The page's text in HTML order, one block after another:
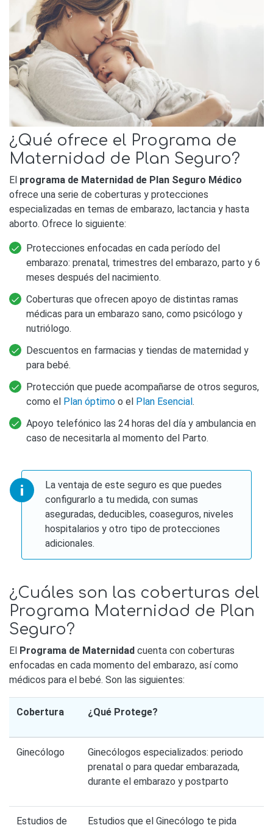
¿Qué ofrece el Programa de
Maternidad de Plan Seguro?
El programa de Maternidad de Plan Seguro Médico
ofrece una serie de coberturas y protecciones
especializadas en temas de embarazo, lactancia y hasta
aborto. Ofrece lo siguiente:
Protecciones enfocadas en cada período del
embarazo: prenatal, trimestres del embarazo, parto y 6
meses después del nacimiento.
Coberturas que ofrecen apoyo de distintas ramas
médicas para un embarazo sano, como psicólogo y
nutriólogo.
Descuentos en farmacias y tiendas de maternidad y
para bebé.
Protección que puede acompañarse de otros seguros,
como el Plan óptimo o el Plan Esencial.
Apoyo telefónico las 24 horas del día y ambulancia en
caso de necesitarla al momento del Parto.
La ventaja de este seguro es que puedes
configurarlo a tu medida, con sumas
aseguradas, deducibles, coaseguros, niveles
hospitalarios y otro tipo de protecciones
adicionales.
¿Cuáles son las coberturas del
Programa Maternidad de Plan
Seguro?
El Programa de Maternidad cuenta con coberturas
enfocadas en cada momento del embarazo, así como
médicos para el bebé. Son las siguientes:
Cobertura ¿Qué Protege?
Ginecólogo
Ginecólogos especializados: periodo
prenatal o para quedar embarazada,
durante el embarazo y postparto
Estudios de
Estudios que el Ginecólogo te pida